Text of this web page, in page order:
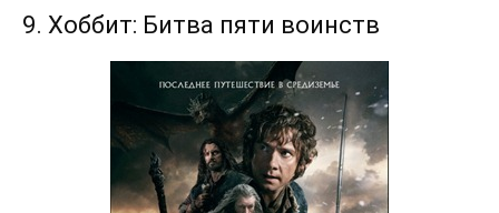
9. Хоббит: Битва пяти воинств